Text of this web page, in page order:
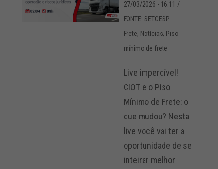
27/03/2026 - 16:11 /
FONTE: SETCESP
Frete, Notícias, Piso
mínimo de frete
Live imperdível!
CIOT e o Piso
Mínimo de Frete: o
que mudou? Nesta
live você vai ter a
oportunidade de se
inteirar melhor